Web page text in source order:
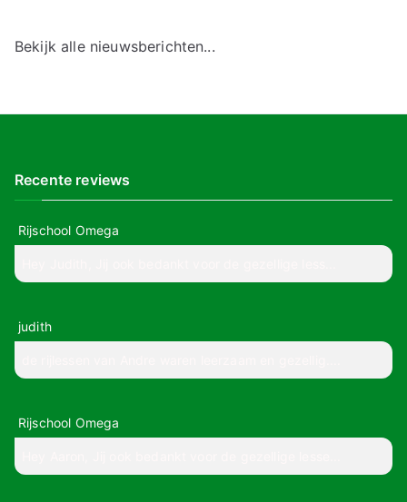
Bekijk alle nieuwsberichten...
Recente reviews
Rijschool Omega
judith
Rijschool Omega